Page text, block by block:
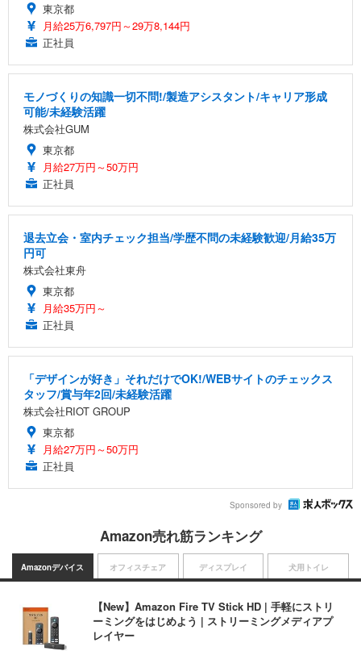
東京都
月給25万6,797円～29万8,144円
正社員
モノづくりの知識一切不問!/製造アシスタント/キャリア形成
可能/未経験活躍
株式会社GUM
東京都
月給27万円～50万円
正社員
退去立会・室内チェック担当/学歴不問の未経験歓迎/月給35万
円可
株式会社東舟
東京都
月給35万円～
正社員
「デザインが好き」それだけでOK!/WEBサイトのチェックス
タッフ/賞与年2回/未経験活躍
株式会社RIOT GROUP
東京都
月給27万円～50万円
正社員
Sponsored by
Amazon売れ筋ランキング
Amazonデバイス
【New】Amazon Fire TV Stick HD | 手軽にストリ
ーミングをはじめよう | ストリーミングメディアプ
レイヤー
オフィスチェア ディスプレイ 犬用トイレ